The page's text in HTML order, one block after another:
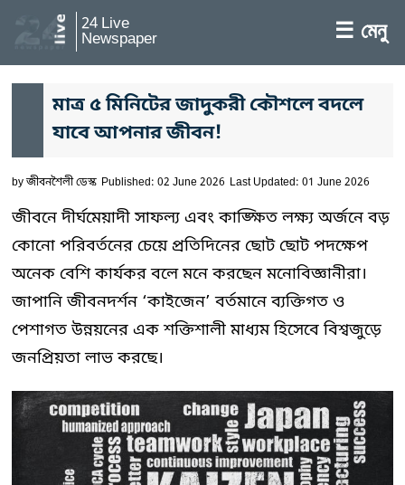
24 Live
Newspaper ☰ মেনু
মাত্র ৫ মিনিটের জাদুকরী কৌশলে বদলে
যাবে আপনার জীবন!
byজীবনশৈলী ডেস্ক Published: 02 June 2026 Last Updated: 01 June 2026
জীবনে দীর্ঘমেয়াদী সাফল্য এবং কাঙ্ক্ষিত লক্ষ্য অর্জনে বড়
কোনো পরিবর্তনের চেয়ে প্রতিদিনের ছোট ছোট পদক্ষেপ
অনেক বেশি কার্যকর বলে মনে করছেন মনোবিজ্ঞানীরা।
জাপানি জীবনদর্শন ‘কাইজেন’ বর্তমানে ব্যক্তিগত ও
পেশাগত উন্নয়নের এক শক্তিশালী মাধ্যম হিসেবে বিশ্বজুড়ে
জনপ্রিয়তা লাভ করছে।